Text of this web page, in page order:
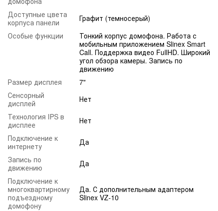
Доступные цвета
корпуса панели
Графит (темносерый)
Особые функции
Тонкий корпус домофона. Работа с
мобильным приложением Slinex Smart
Call. Поддержка видео FullHD. Широкий
угол обзора камеры. Запись по
движению
Размер дисплея
7"
Сенсорный
дисплей
Нет
Технология IPS в
дисплее
Нет
Подключение к
интернету
Да
Запись по
движению
Да
Подключение к
многоквартирному
подъездному
домофону
Да. С дополнительным адаптером
Slinex VZ-10